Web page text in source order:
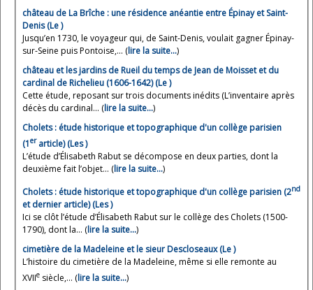
château de La Brîche : une résidence anéantie entre Épinay et Saint-
Denis (Le )
Jusqu’en 1730, le voyageur qui, de Saint-Denis, voulait gagner Épinay-
sur-Seine puis Pontoise,... (lire la suite…)
château et les jardins de Rueil du temps de Jean de Moisset et du
cardinal de Richelieu (1606-1642) (Le )
Cette étude, reposant sur trois documents inédits (L’inventaire après
décès du cardinal... (lire la suite…)
Cholets : étude historique et topographique d'un collège parisien
(1erarticle) (Les )
L’étude d’Élisabeth Rabut se décompose en deux parties, dont la
deuxième fait l’objet... (lire la suite…)
Cholets : étude historique et topographique d'un collège parisien (2nd
et dernier article) (Les )
Ici se clôt l’étude d’Élisabeth Rabut sur le collège des Cholets (1500-
1790), dont la... (lire la suite…)
cimetière de la Madeleine et le sieur Descloseaux (Le )
L’histoire du cimetière de la Madeleine, même si elle remonte au
XVIIe siècle,... (lire la suite…)